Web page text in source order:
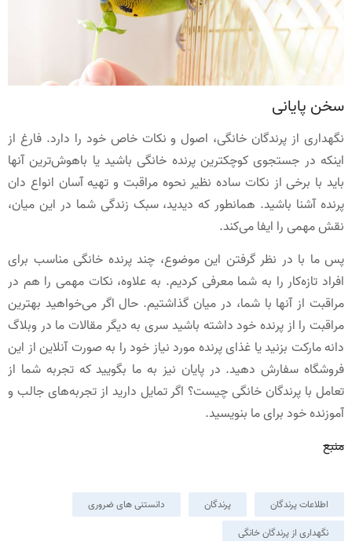
سخن پایانی
نگهداری از پرندگان خانگی، اصول و نکات خاص خود را دارد. فارغ از
اینکه در جستجوی کوچکترین پرنده خانگی باشید یا باهوش‌ترین آنها
باید با برخی از نکات ساده نظیر نحوه مراقبت و تهیه آسان انواع دان
پرنده آشنا باشید. همانطور که دیدید، سبک زندگی شما در این میان،
نقش مهمی را ایفا می‌کند.
پس ما با در نظر گرفتن این موضوع، چند پرنده خانگی مناسب برای
افراد تازه‌کار را به شما معرفی کردیم. به علاوه، نکات مهمی را هم در
مراقبت از آنها با شما، در میان گذاشتیم. حال اگر می‌خواهید بهترین
مراقبت را از پرنده خود داشته باشید سری به دیگر مقالات ما در وبلاگ
دانه مارکت بزنید یا غذای پرنده مورد نیاز خود را به صورت آنلاین از این
فروشگاه سفارش دهید. در پایان نیز به ما بگویید که تجربه شما از
تعامل با پرندگان خانگی چیست؟ اگر تمایل دارید از تجربه‌های جالب و
آموزنده خود برای ما بنویسید.
منبع
اطلاعات پرندگان پرندگان
دانستنی های ضروری
نگهداری از پرندگان خانگی